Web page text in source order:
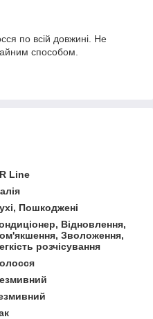
по всій довжині. Не
способом.
Line
Пошкоджені
Відновлення,
Зволоження,
розчісування